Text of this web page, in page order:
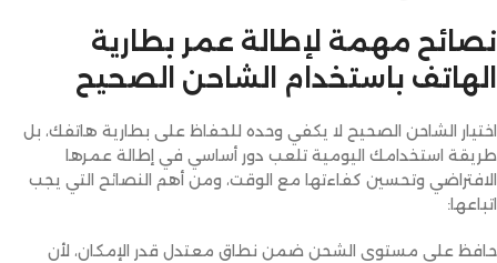
نصائح مهمة لإطالة عمر بطارية
الهاتف باستخدام الشاحن الصحيح
اختيار الشاحن الصحيح لا يكفي وحده للحفاظ على بطارية هاتفك، بل
طريقة استخدامك اليومية تلعب دور أساسي في إطالة عمرها
الافتراضي وتحسين كفاءتها مع الوقت، ومن أهم النصائح التي يجب
اتباعها:
حافظ على مستوى الشحن ضمن نطاق معتدل قدر الإمكان، لأن